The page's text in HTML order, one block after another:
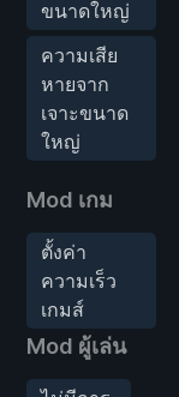
ขนาดใหญ่
ความเสีย
หายจาก
เจาะขนาด
ใหญ่
Mod เกม
ตั้งค่า
ความเร็ว
เกมส์
Mod ผู้เล่น